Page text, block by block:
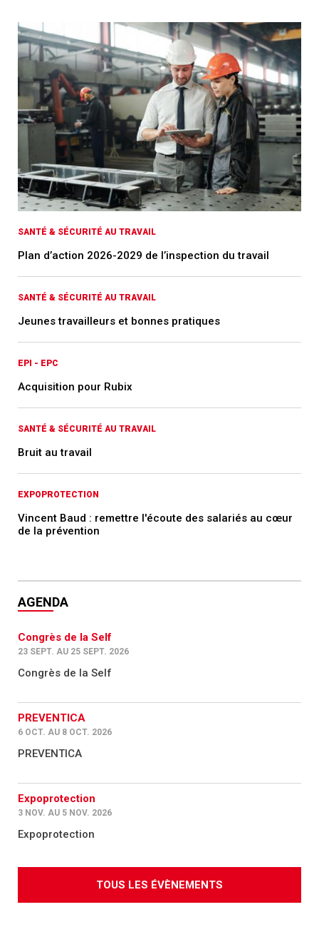
SANTÉ & SÉCURITÉ AU TRAVAIL
Plan d’action 2026-2029 de l’inspection du travail
SANTÉ & SÉCURITÉ AU TRAVAIL
Jeunes travailleurs et bonnes pratiques
EPI - EPC
Acquisition pour Rubix
SANTÉ & SÉCURITÉ AU TRAVAIL
Bruit au travail
EXPOPROTECTION
Vincent Baud : remettre l'écoute des salariés au cœur
de la prévention
AGENDA
Congrès de la Self
23 SEPT. AU 25 SEPT. 2026
Congrès de la Self
PREVENTICA
6 OCT. AU 8 OCT. 2026
PREVENTICA
Expoprotection
3 NOV. AU 5 NOV. 2026
Expoprotection
TOUS LES ÉVÈNEMENTS